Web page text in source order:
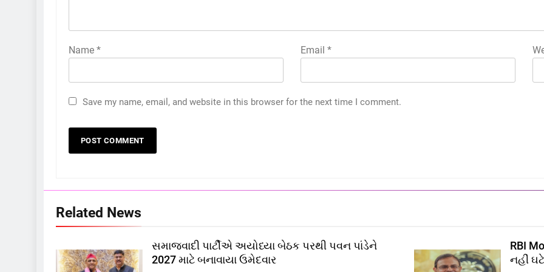
Name * Email*
Save my name, email, and website in this browser for the next time I comment.
Related News
સમાજવાદી પાર્ટીએ અયોધ્યા બેઠક પરથી પવન પાંડેને
2027 માટે બનાવાયા ઉમેદવાર
RBI
નહીં ઘટે
6
પાસપોર્ટ વેરિફિકેશન માટે હવે
મુક્તિ,ગુજરાતમાં વેરિફિકેશન
પ્રક્રિયા બની સરળ
GUJARAT TOP NEWS